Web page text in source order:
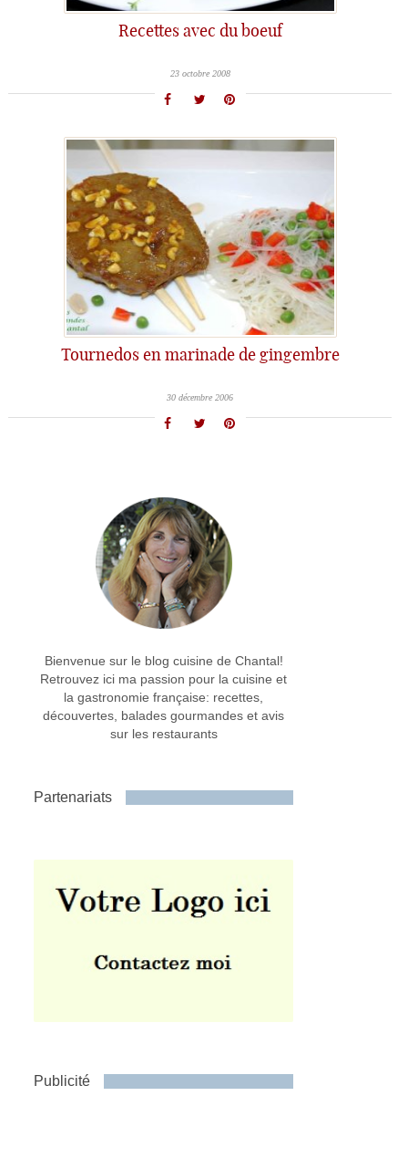
Recettes avec du boeuf
23 octobre 2008
Tournedos en marinade de gingembre
30 décembre 2006
Bienvenue sur le blog cuisine de Chantal!
Retrouvez ici ma passion pour la cuisine et
la gastronomie française: recettes,
découvertes, balades gourmandes et avis
sur les restaurants
Partenariats
Publicité